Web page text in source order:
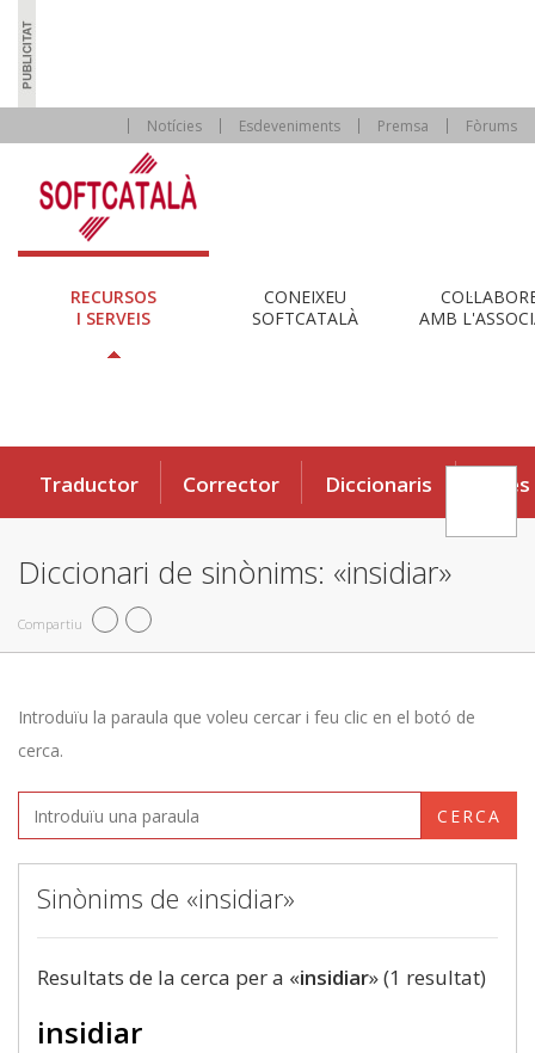
Notícies Esdeveniments Premsa Fòrums
RECURSOS
I SERVEIS
CONEIXEU
SOFTCATALÀ
AMB
Traductor Corrector Diccionaris Eines
Diccionari de sinònims: «insidiar»
Compartiu
Introduïu la paraula que voleu cercar i feu clic en el botó de
cerca.
CERCA
Sinònims de «insidiar»
Resultats de la cerca per a «insidiar» (1 resultat)
insidiar